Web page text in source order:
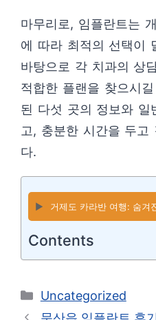
마무리로, 임플란트는
에 따라 최적의 선택이
바탕으로 각 치과의 상
적합한 플랜을 찾으시
된 다섯 곳의 정보와 일
고, 충분한 시간을 두고
다.
▶️ 거제도 카라반 여행: 숨겨
Contents
카
테
Uncategorized